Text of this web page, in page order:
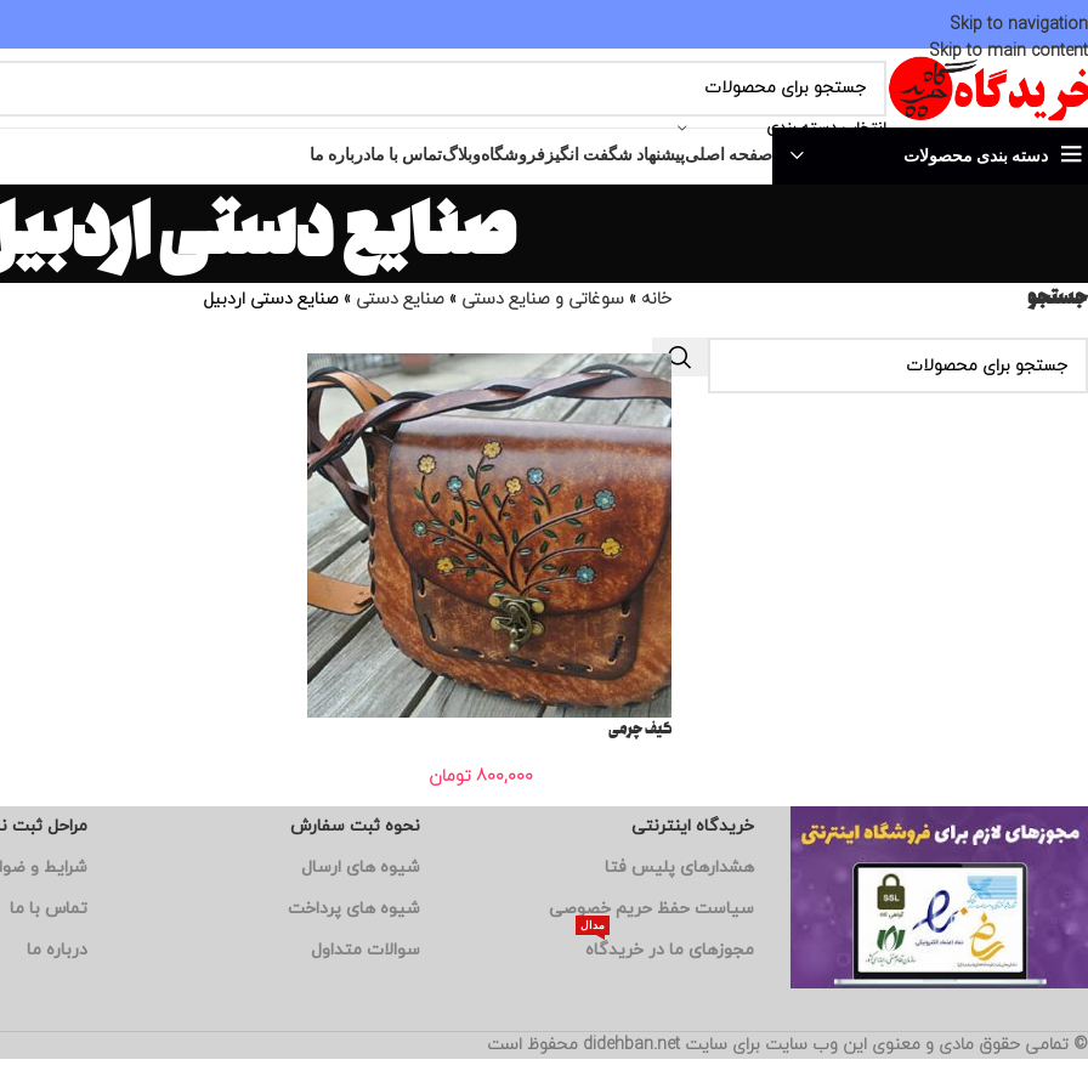
Skip to navigation
Skip to main content
انتخاب دسته بندی
دسته بندی محصولات صفحه اصلیپیشنهاد شگفت انگیز فروشگاهوبلاگتماس با مادرباره ما
صنایع دستی
جستجو خانه »سوغاتی و صنایع دستی »صنایع دستی »صنایع دستی اردبیل
کیف چرمی
800,000 تومان
مراحل ثبت
شرایط و
تماس با ما
درباره ما
نحوه ثبت سفارش
شیوه های ارسال
شیوه های پرداخت
سوالات متداول
خریدگاه اینترنتی
هشدارهای پلیس فتا
سیاست حفظ حریم خصوصی
مجوزهای ما در خریدگاه
مدال
© تمامی حقوق مادی و معنوی این وب سایت برای سایت didehban.net محفوظ است